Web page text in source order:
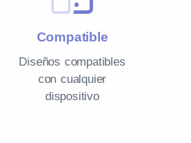
Compatible
Diseños compatibles
con cualquier
dispositivo